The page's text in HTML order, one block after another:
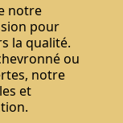
notre
pour
la qualité.
ou
notre
et